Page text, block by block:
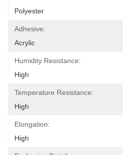
Polyester
Adhesive:
Acrylic
Humidity Resistance:
High
Temperature Resistance:
High
Elongation:
High